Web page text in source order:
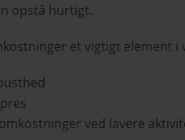
opstå hurtigt.
et vigtigt element i
ved lavere